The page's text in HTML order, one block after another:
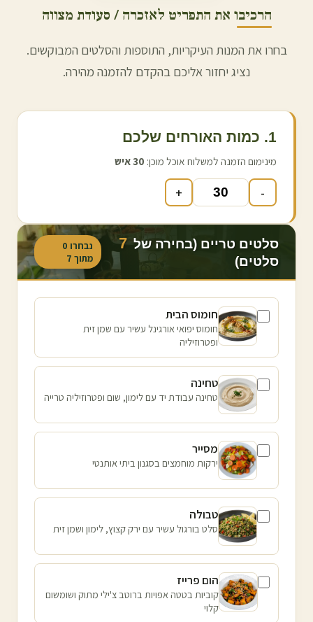
הרכיבו את התפריט לאזכרה / סעודת מצווה
בחרו את המנות העיקריות, התוספות והסלטים המבוקשים.
נציג יחזור אליכם בהקדם להזמנה מהירה.
1. כמות האורחים שלכם
מינימום הזמנה למשלוח אוכל מוכן: 30איש
-
+
סלטים טריים (בחירה של 7
סלטים)
נבחרו 0
מתוך 7
חומוס הבית
חומוס יפואי אורגינל עשיר עם שמן זית
ופטרוזיליה
טחינה
טחינה עבודת יד עם לימון, שום ופטרוזיליה טרייה
מסייר
ירקות מוחמצים בסגנון ביתי אותנטי
טבולה
סלט בורגול עשיר עם ירק קצוץ, לימון ושמן זית
הום פרייז
קוביות בטטה אפויות ברוטב צ'ילי מתוק ושומשום
קלוי